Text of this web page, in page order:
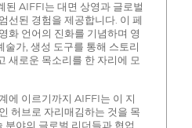
된 AIFFI는 대면 상영과 글로벌
선된 경험을 제공합니다. 이 페
화 언어의 진화를 기념하며 영
술가, 생성 도구를 통해 스토리
새로운 목소리를 한 자리에 모
에 이르기까지 AIFFI는 이 지
허브로 자리매김하는 것을 목
분야의 글로벌 리더들과 협업